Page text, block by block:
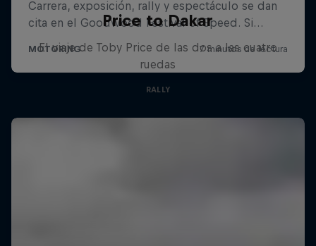
Price to Dakar
El viaje de Toby Price de las dos a las cuatro
ruedas
RALLY